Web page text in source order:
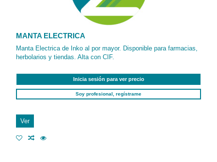
MANTA ELECTRICA
Manta Electrica de Inko al por mayor. Disponible para farmacias,
herbolarios y tiendas. Alta con CIF.
Inicia sesión para ver precio
Soy profesional, regístrame
Ver